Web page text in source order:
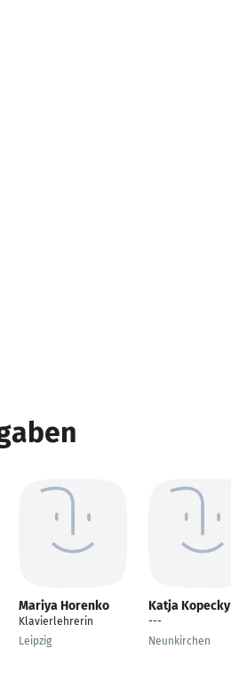
Mariya Horenko
Klavierlehrerin
Leipzig
Katja Kopecky
---
Neunkirchen